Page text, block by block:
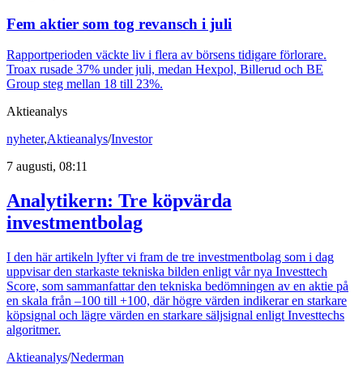
Fem aktier som tog revansch i juli
Rapportperioden väckte liv i flera av börsens tidigare förlorare.
Troax rusade 37% under juli, medan Hexpol, Billerud och BE
Group steg mellan 18 till 23%.
Aktieanalys
nyheter,Aktieanalys/Investor
7 augusti, 08:11
Analytikern: Tre köpvärda
investmentbolag
I den här artikeln lyfter vi fram de tre investmentbolag som i dag
uppvisar den starkaste tekniska bilden enligt vår nya Investtech
Score, som sammanfattar den tekniska bedömningen av en aktie på
en skala från –100 till +100, där högre värden indikerar en starkare
köpsignal och lägre värden en starkare säljsignal enligt Investtechs
algoritmer.
Aktieanalys/Nederman